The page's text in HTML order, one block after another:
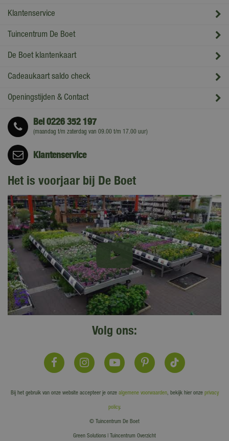
Klantenservice
Tuincentrum De Boet
De Boet klantenkaart
Cadeaukaart saldo check
Openingstijden & Contact
Bel0226 352 197
(maandag t/m zaterdag van 09.00 t/m 17.00 uur)
Klantenservice
Het is voorjaar bij De Boet
Volg ons:
Bij het gebruik van onze website accepteer je onze algemene voorwaarden, bekijk hier onze privacy
policy.
© Tuincentrum De Boet
Green Solutions Tuincentrum Overzicht